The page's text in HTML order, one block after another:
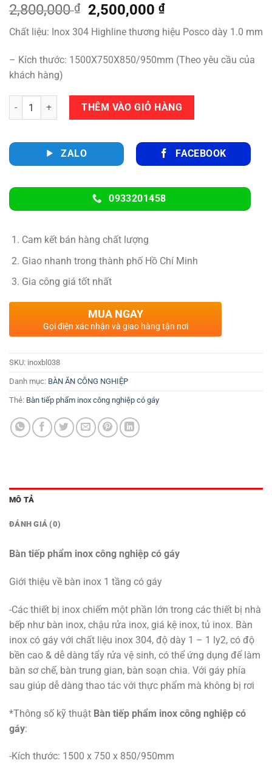
2,800,000₫
Giá
gốc
là:
2,800,000 ₫.
2,500,000₫Giá
hiện
tại
là:
2,500,000 ₫.
Chất liệu: Inox 304 Highline thương hiệu Posco dày 1.0 mm
– Kích thước: 1500X750X850/950mm (Theo yêu cầu của
khách hàng)
Số lượng THÊM VÀO GIỎ HÀNG
ZALO FACEBOOK
0933201458
Cam kết bán hàng chất lượng
Giao nhanh trong thành phố Hồ Chí Minh
Gia công giá tốt nhất
MUA NGAY
Gọi điện xác nhận và giao hàng tận nơi
SKU: inoxbl038
Danh mục: BÀN ĂN CÔNG NGHIỆP
Thẻ: Bàn tiếp phẩm inox công nghiệp có gáy
MÔ TẢ
ĐÁNH GIÁ (0)
Bàn tiếp phẩm inox công nghiệp có gáy
Giới thiệu về bàn inox 1 tầng có gáy
-Các thiết bị inox chiếm một phần lớn trong các thiết bị nhà
bếp như bàn inox, chậu rửa inox, giá kệ inox, tủ inox. Bàn
inox có gáy với chất liệu inox 304, độ dày 1 – 1 ly2, có độ
bền cao & dễ dàng tẩy rửa vệ sinh, có thể ứng dụng để làm
bàn sơ chế, bàn trung gian, bàn soạn chia. Với gáy phía
sau giúp dễ dàng thao tác với thực phẩm mà không bị rơi
*Thông số kỹ thuật Bàn tiếp phẩm inox công nghiệp có
gáy:
-Kích thước: 1500 x 750 x 850/950mm